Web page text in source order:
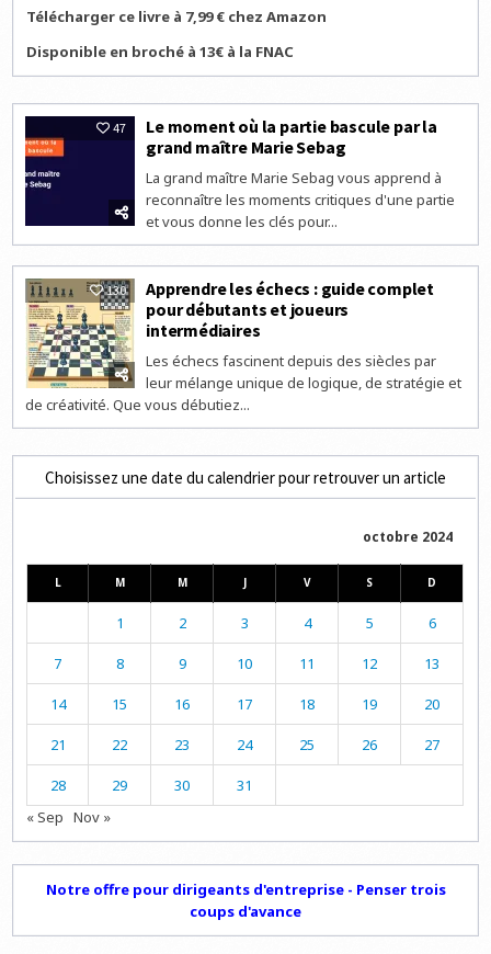
Télécharger ce livre à 7,99 € chez Amazon
Disponible en broché à 13€ à la FNAC
47
Le moment où la partie bascule par la
grand maître Marie Sebag
La grand maître Marie Sebag vous apprend à
reconnaître les moments critiques d'une partie
et vous donne les clés pour...
130
Apprendre les échecs : guide complet
pour débutants et joueurs
intermédiaires
Les échecs fascinent depuis des siècles par
leur mélange unique de logique, de stratégie et
de créativité. Que vous débutiez...
Choisissez une date du calendrier pour retrouver un article
octobre 2024
L M M J V S D
1 2 3 4 5 6
7 8 9 10 11 12 13
14 15 16 17 18 19 20
21 22 23 24 25 26 27
28 29 30
31
« Sep Nov »
Notre offre pour dirigeants d'entreprise - Penser trois
coups d'avance